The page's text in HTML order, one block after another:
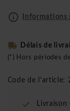
Délais de
(*) Hors périodes
Code de l'article: